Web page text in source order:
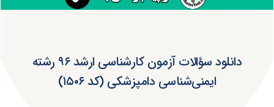
دانلود سؤالات آزمون کارشناسی ارشد ۹۶ رشته
ایمنی‌شناسی دامپزشکی (کد ۱۵۰۶)